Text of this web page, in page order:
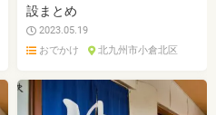
設まとめ
2023.05.19
おでかけ
北九州市小倉北区